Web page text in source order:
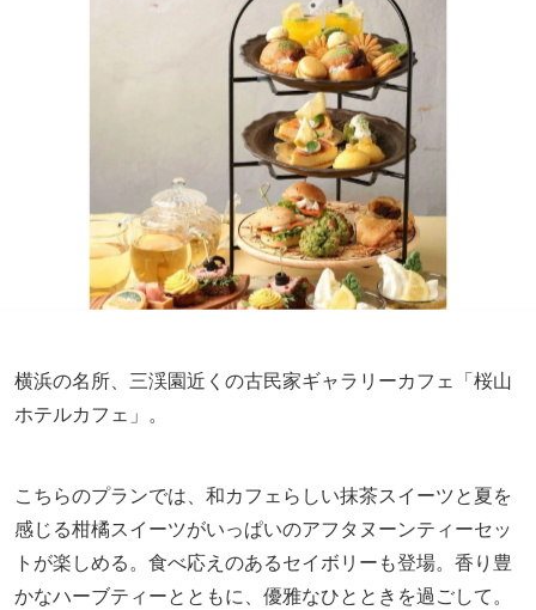
横浜の名所、三渓園近くの古民家ギャラリーカフェ「桜山
ホテルカフェ」。
こちらのプランでは、和カフェらしい抹茶スイーツと夏を
感じる柑橘スイーツがいっぱいのアフタヌーンティーセッ
トが楽しめる。食べ応えのあるセイボリーも登場。香り豊
かなハーブティーとともに、優雅なひとときを過ごして。